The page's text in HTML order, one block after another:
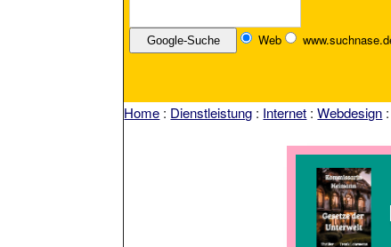
Web
Home : Dienstleistung : Internet :Webdesign :